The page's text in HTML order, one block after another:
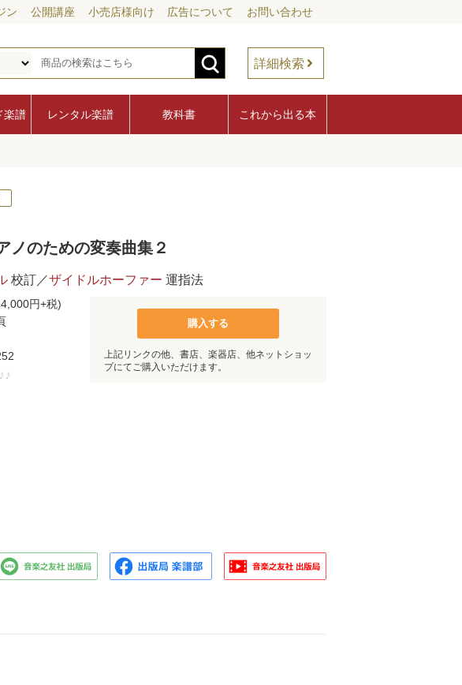
ン 公開講座 小売店様向け 広告について お問い合わせ
詳細検索
楽譜 レンタル楽譜 教科書 これから出る本
のための変奏曲集２
校訂／ザイドルホーファー 運指法
円+税)
♪ ♪
購入する
上記リンクの他、書店、楽器店、他ネットショッ
プにてご購入いただけます。